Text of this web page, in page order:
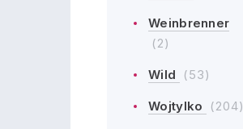
Weinbrenner
(2)
Wild (53)
Wojtylko (204)